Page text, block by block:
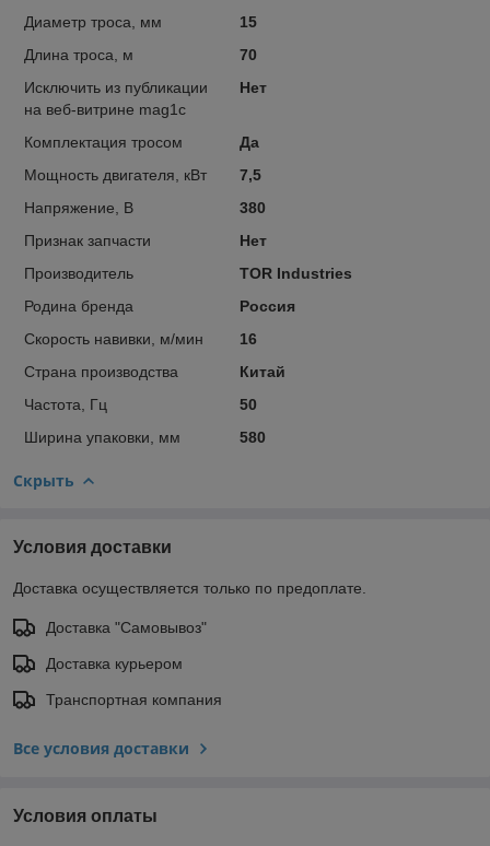
Диаметр троса, мм
15
Длина троса, м
70
Исключить из публикации
на веб-витрине mag1c
Нет
Комплектация тросом
Да
Мощность двигателя, кВт
7,5
Напряжение, В
380
Признак запчасти
Нет
Производитель
TOR Industries
Родина бренда
Россия
Скорость навивки, м/мин
16
Страна производства
Китай
Частота, Гц
50
Ширина упаковки, мм
580
Скрыть
Условия доставки
Доставка осуществляется только по предоплате.
Доставка "Самовывоз"
Доставка курьером
Транспортная компания
Все условия доставки
Условия оплаты